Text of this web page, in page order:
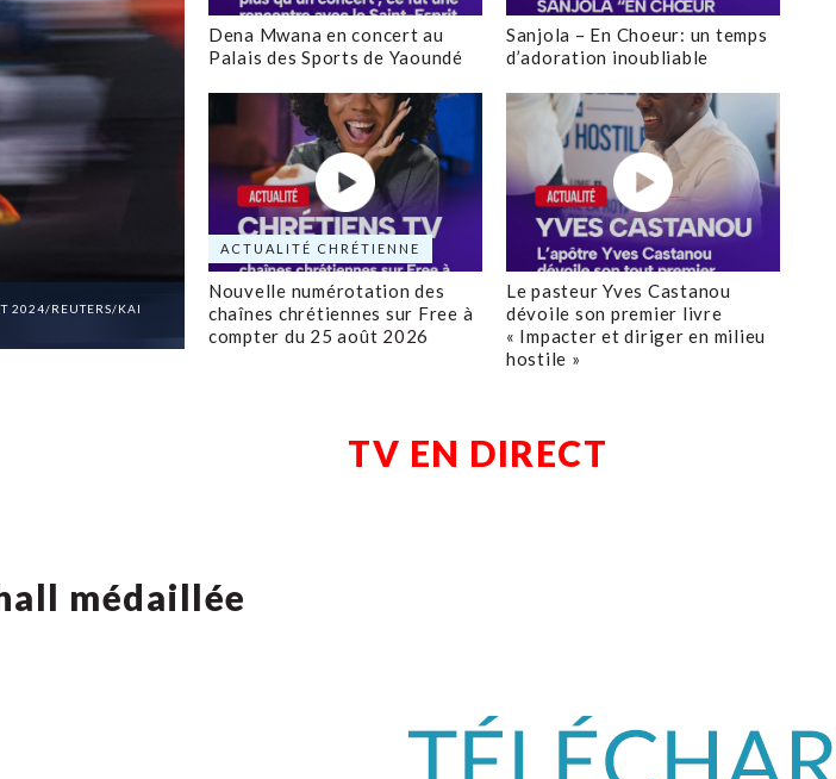
2024/REUTERS/KAI
Dena Mwana en concert au
Palais des Sports de Yaoundé
Sanjola – En Choeur: un temps
d’adoration inoubliable
ACTUALITÉ CHRÉTIENNE
Nouvelle numérotation des
chaînes chrétiennes sur Free à
compter du 25 août 2026
Le pasteur Yves Castanou
dévoile son premier livre
« Impacter et diriger en milieu
hostile »
médaillée
TV EN DIRECT